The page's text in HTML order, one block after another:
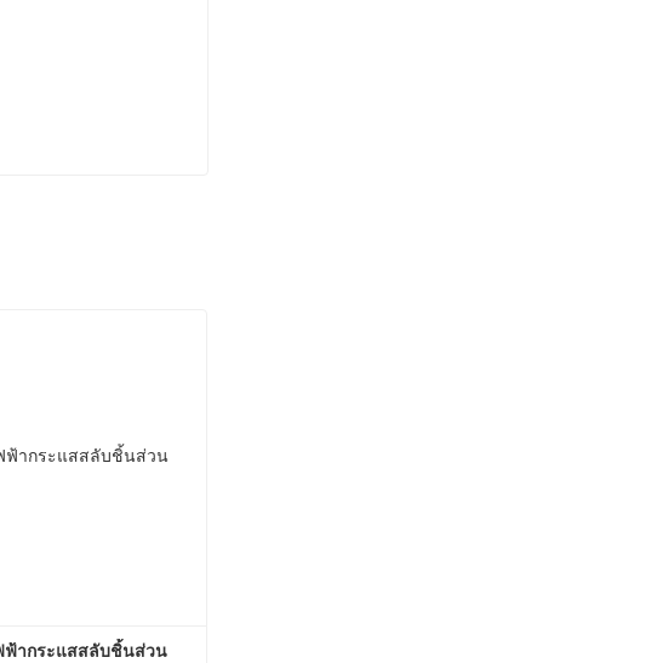
ฟ้ากระแสสลับชิ้นส่วน